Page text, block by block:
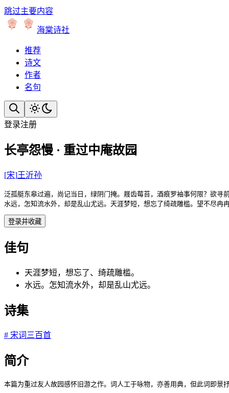
跳过主要内容
海棠诗社
推荐
诗文
作者
名句
登录注册
长亭怨慢 · 重过中庵故园
[宋]王沂孙
泛孤艇东皋过遍，尚记当日，绿阴门掩。屐齿莓苔，酒痕罗袖事何限？欲寻
水远，怎知流水外，却是乱山尤远。天涯梦短，想忘了绮疏雕槛。望不尽冉
登录并收藏
佳句
天涯梦短，想忘了、绮疏雕槛。
水远。怎知流水外，却是乱山尤远。
诗集
# 宋词三百首
简介
本篇为重过友人故园感怀旧游之作。词人工于咏物，亦善用典，但此词即